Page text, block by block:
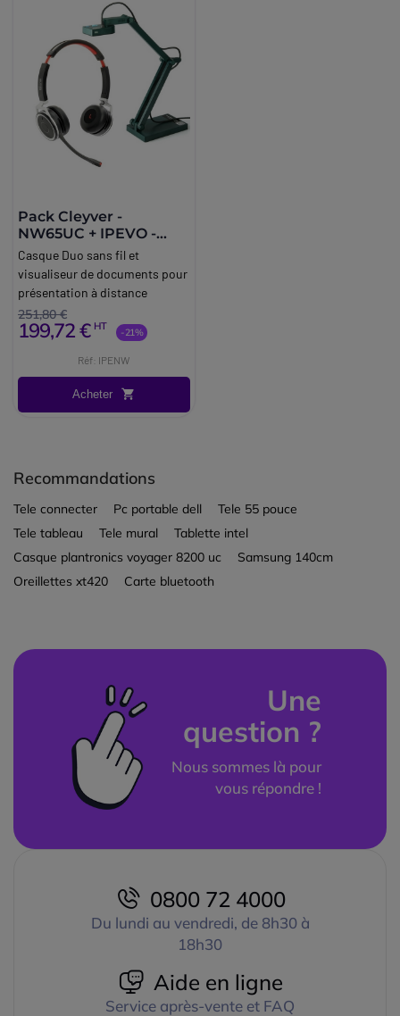
Pack Cleyver -
NW65UC + IPEVO -
V4K USB
Casque Duo sans fil et
visualiseur de documents pour
présentation à distance
251,80 €
199,72 € HT -21%
Réf: IPENW
Acheter
Recommandations
Tele connecter Pc portable dell
Tele 55 pouce
Tele tableau
Tele mural
Tablette intel
Casque plantronics voyager 8200 uc
Samsung 140cm
Oreillettes xt420
Carte bluetooth
Une
question ?
Nous sommes là pour
vous répondre !
0800 72 4000
Du lundi au vendredi, de 8h30 à
18h30
Aide en ligne
Service après-vente et FAQ